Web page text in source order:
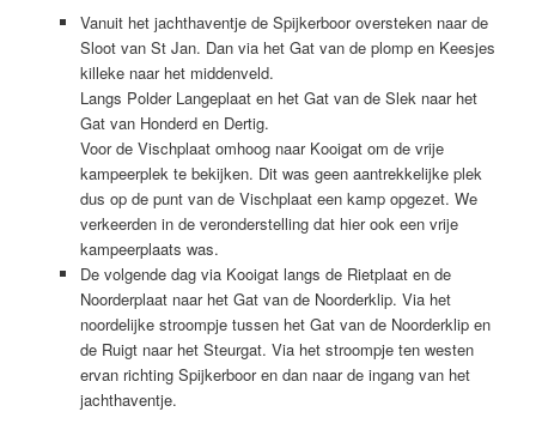
Vanuit het jachthaventje de Spijkerboor oversteken naar de
Sloot van St Jan. Dan via het Gat van de plomp en Keesjes
killeke naar het middenveld.
Langs Polder Langeplaat en het Gat van de Slek naar het
Gat van Honderd en Dertig.
Voor de Vischplaat omhoog naar Kooigat om de vrije
kampeerplek te bekijken. Dit was geen aantrekkelijke plek
dus op de punt van de Vischplaat een kamp opgezet. We
verkeerden in de veronderstelling dat hier ook een vrije
kampeerplaats was.
De volgende dag via Kooigat langs de Rietplaat en de
Noorderplaat naar het Gat van de Noorderklip. Via het
noordelijke stroompje tussen het Gat van de Noorderklip en
de Ruigt naar het Steurgat. Via het stroompje ten westen
ervan richting Spijkerboor en dan naar de ingang van het
jachthaventje.